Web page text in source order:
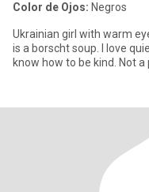
Color de Ojos: Negros
Ukrainian girl with warm
is a borscht soup. I love
know how to be kind. Not